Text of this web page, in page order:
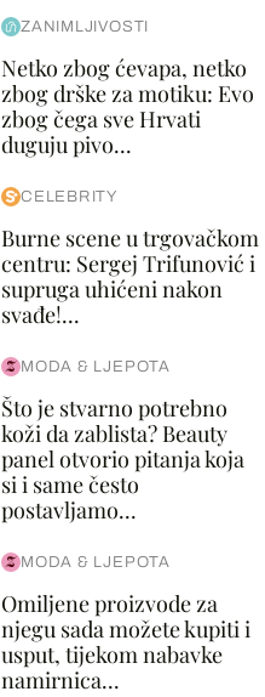
ZANIMLJIVOSTI
Netko zbog ćevapa, netko
zbog drške za motiku: Evo
zbog čega sve Hrvati
duguju pivo...
CELEBRITY
Burne scene u trgovačkom
centru: Sergej Trifunović i
supruga uhićeni nakon
svađe!...
MODA & LJEPOTA
Što je stvarno potrebno
koži da zablista? Beauty
panel otvorio pitanja koja
si i same često
postavljamo...
MODA & LJEPOTA
Omiljene proizvode za
njegu sada možete kupiti i
usput, tijekom nabavke
namirnica...